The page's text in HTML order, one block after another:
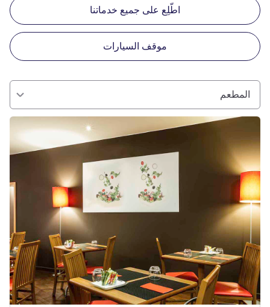
اطّلِع على جميع خدماتنا
موقف السيارات
المطعم
راجع التفاصيل